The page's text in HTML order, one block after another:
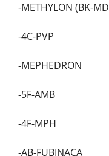
-METHYLON (BK-
-4C-PVP
-MEPHEDRON
-5F-AMB
-4F-MPH
-AB-FUBINACA